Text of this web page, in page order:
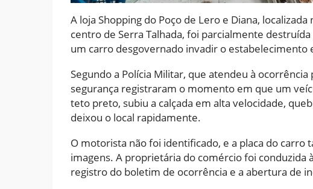
A loja Shopping do Poço de Lero e Diana,
centro de Serra Talhada, foi parcialmente
um carro desgovernado invadir o estabelecimento
Segundo a Polícia Militar, que atendeu à
segurança registraram o momento em que um
teto preto, subiu a calçada em alta velocidade,
deixou o local rapidamente.
O motorista não foi identificado, e a placa do carro
imagens. A proprietária do comércio foi conduzida
registro do boletim de ocorrência e a abertura de